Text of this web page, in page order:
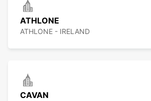
ATHLONE
ATHLONE - IRELAND
CAVAN